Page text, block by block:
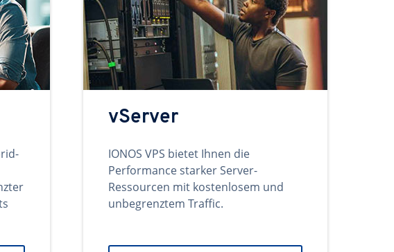
vServer
IONOS VPS bietet Ihnen die
Performance starker Server-
Ressourcen mit kostenlosem und
unbegrenztem Traffic.